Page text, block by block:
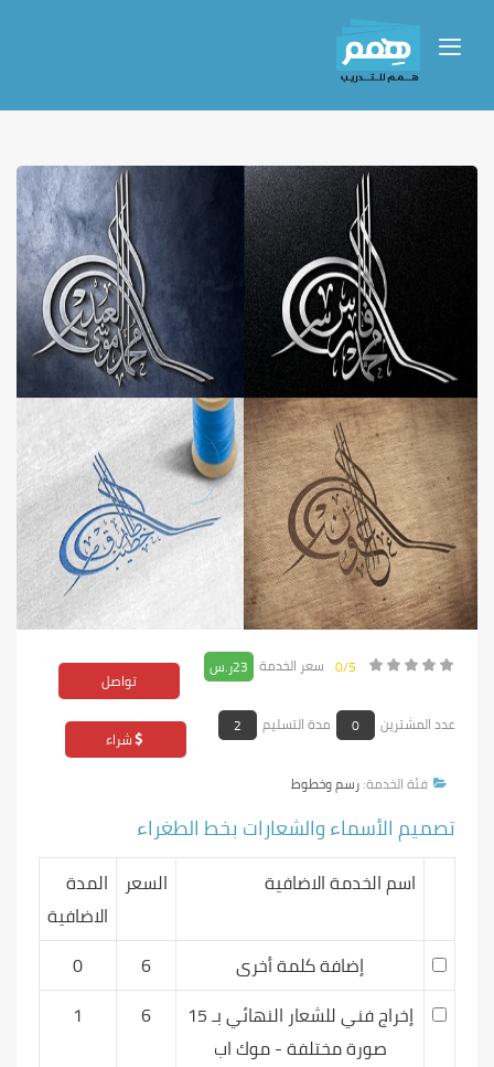
0/5 سعر الخدمة 23ر.س
تواصل
شراء
عدد المشترين 0 مدة التسليم 2
تصميم الأسماء والشعارات بخط الطغراء
فئة الخدمة:رسم وخطوط
اسم الخدمة الاضافية السعر المدة
الاضافية
إضافة كلمة أخرى
6
0
إخراج فني للشعار النهائي بـ 15
صورة مختلفة - موك اب
6
1